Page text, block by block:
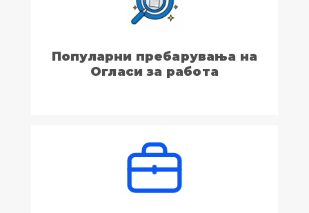
Популарни пребарувања на
Огласи за работа